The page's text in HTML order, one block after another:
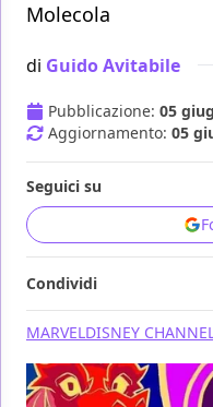
Molecola
di Guido Avitabile
Pubblicazione: 05
Aggiornamento: 05
Seguici su
Condividi
MARVELDISNEY